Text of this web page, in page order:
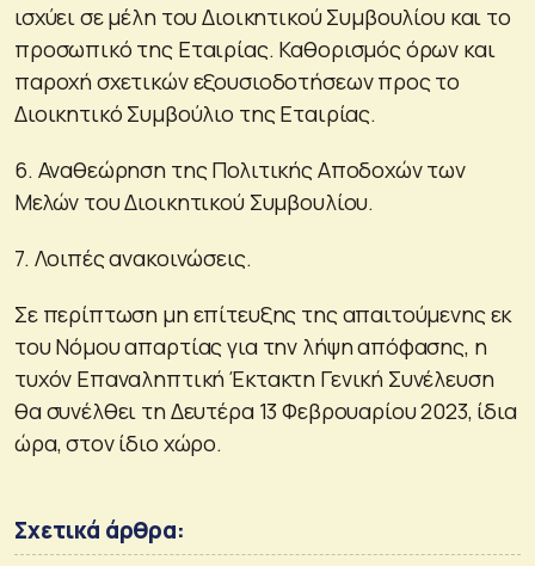
ισχύει σε μέλη του Διοικητικού Συμβουλίου και το
προσωπικό της Εταιρίας. Καθορισμός όρων και
παροχή σχετικών εξουσιοδοτήσεων προς το
Διοικητικό Συμβούλιο της Εταιρίας.
6. Αναθεώρηση της Πολιτικής Αποδοχών των
Μελών του Διοικητικού Συμβουλίου.
7. Λοιπές ανακοινώσεις.
Σε περίπτωση μη επίτευξης της απαιτούμενης εκ
του Νόμου απαρτίας για την λήψη απόφασης, η
τυχόν Επαναληπτική Έκτακτη Γενική Συνέλευση
θα συνέλθει τη Δευτέρα 13 Φεβρουαρίου 2023, ίδια
ώρα, στον ίδιο χώρο.
Σχετικά άρθρα: